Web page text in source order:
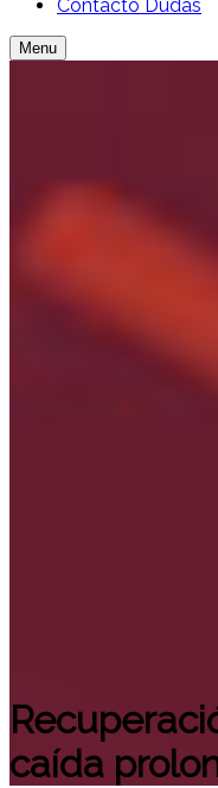
Contacto Dudas
Menu
caída